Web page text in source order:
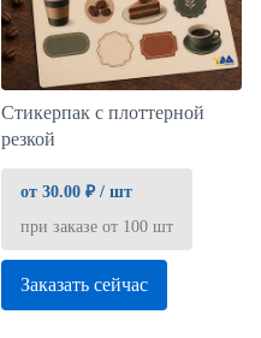
Стикерпак с плоттерной
резкой
от 30.00 ₽ / шт
при заказе от 100 шт
Заказать сейчас